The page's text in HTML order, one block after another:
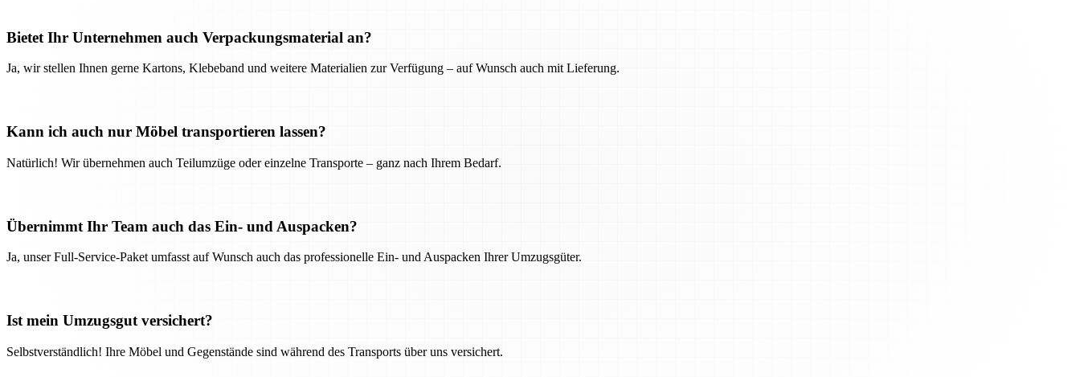
Bietet Ihr Unternehmen auch Verpackungsmaterial an?
Ja, wir stellen Ihnen gerne Kartons, Klebeband und weitere Materialien zur Verfügung – auf Wunsch auch mit Lieferung.
Kann ich auch nur Möbel transportieren lassen?
Natürlich! Wir übernehmen auch Teilumzüge oder einzelne Transporte – ganz nach Ihrem Bedarf.
Übernimmt Ihr Team auch das Ein- und Auspacken?
Ja, unser Full-Service-Paket umfasst auf Wunsch auch das professionelle Ein- und Auspacken Ihrer Umzugsgüter.
Ist mein Umzugsgut versichert?
Selbstverständlich! Ihre Möbel und Gegenstände sind während des Transports über uns versichert.